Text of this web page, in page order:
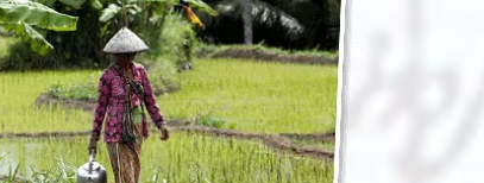
Verenigd Koninkrijk
Wales
Vietnam
Zijderoute
Zuid-Korea